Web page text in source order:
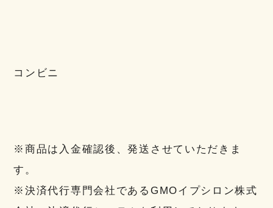
コンビニ
※商品は入金確認後、発送させていただきま
す。
※決済代行専門会社であるGMOイプシロン株式